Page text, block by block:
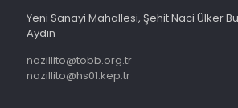
Yeni Sanayi Mahallesi, Şehit Naci Ülker
Aydın
nazillito@tobb.org.tr
nazillito@hs01.kep.tr